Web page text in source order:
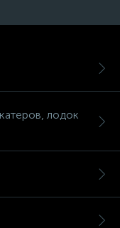
лодок